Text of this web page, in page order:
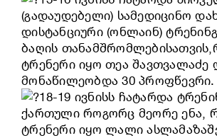
(გადაუდებელი) სამედიცინო
დისტანციური (ონლაინ)
ბაღის
ტრენერი იყო თეა შავთვალაძე
მონაწილეობდა 30 პროფწევრი.
18-19 ივნისს ჩატარდა
ქართული როგორც მეორე ენა,
ტრენერი იყო ლალი